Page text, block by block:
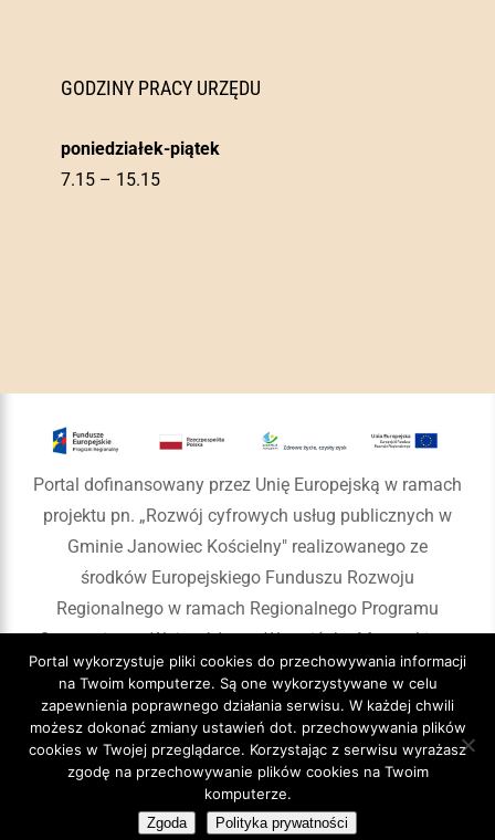
GODZINY PRACY URZĘDU
poniedziałek-piątek
7.15 – 15.15
Portal dofinansowany przez Unię Europejską w ramach
projektu pn. „Rozwój cyfrowych usług publicznych w
Gminie Janowiec Kościelny" realizowanego ze
środków Europejskiego Funduszu Rozwoju
Regionalnego w ramach Regionalnego Programu
Operacyjnego Województwa Warmińsko-Mazurskiego
na lata 2014-2020
Copyright 2020 Gmina Janowiec Kościelny
Portal wykorzystuje pliki cookies do przechowywania informacji
na Twoim komputerze. Są one wykorzystywane w celu
zapewnienia poprawnego działania serwisu. W każdej chwili
możesz dokonać zmiany ustawień dot. przechowywania plików
cookies w Twojej przeglądarce. Korzystając z serwisu wyrażasz
zgodę na przechowywanie plików cookies na Twoim
komputerze.
Zgoda Polityka prywatności